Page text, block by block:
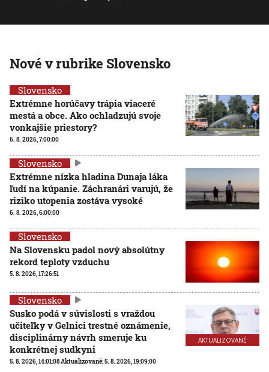
Nové v rubrike Slovensko
Slovensko
Extrémne horúčavy trápia viaceré
mestá a obce. Ako ochladzujú svoje
vonkajšie priestory?
6. 8. 2026, 7:00:00
Slovensko
Extrémne nízka hladina Dunaja láka
ľudí na kúpanie. Záchranári varujú, že
riziko utopenia zostáva vysoké
6. 8. 2026, 6:00:00
Slovensko
Na Slovensku padol nový absolútny
rekord teploty vzduchu
5. 8. 2026, 17:26:51
AKTUALIZOVANÉ
Slovensko
Susko podá v súvislosti s vraždou
učiteľky v Gelnici trestné oznámenie,
disciplinárny návrh smeruje ku
konkrétnej sudkyni
5. 8. 2026, 14:01:08Aktualizované:5. 8. 2026, 19:09:00